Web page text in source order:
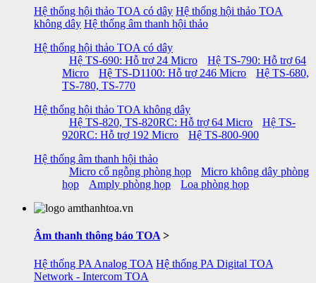
Hệ thống hội thảo TOA có dây Hệ thống hội thảo TOA
không dây Hệ thống âm thanh hội thảo
Hệ thống hội thảo TOA có dây
Hệ TS-690: Hỗ trợ 24 Micro
Hệ TS-790: Hỗ trợ 64
Micro
Hệ TS-D1100: Hỗ trợ 246 Micro
Hệ TS-680,
TS-780, TS-770
Hệ thống hội thảo TOA không dây
Hệ TS-820, TS-820RC: Hỗ trợ 64 Micro
Hệ TS-
920RC: Hỗ trợ 192 Micro
Hệ TS-800-900
Hệ thống âm thanh hội thảo
Micro cổ ngỗng phòng họp
Micro không dây phòng
họp
Amply phòng họp Loa phòng họp
Âm thanh thông báo TOA >
Hệ thống PA Analog TOA Hệ thống PA Digital TOA
Network - Intercom TOA